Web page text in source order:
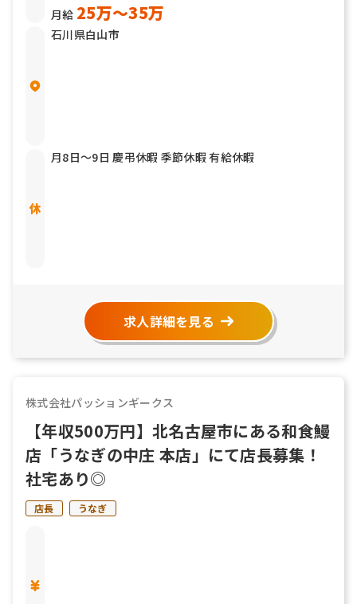
月給 25万〜35万
石川県白山市
月8日〜9日 慶弔休暇 季節休暇 有給休暇
求人詳細を見る
株式会社パッションギークス
【年収500万円】北名古屋市にある和食鰻
店「うなぎの中庄 本店」にて店長募集！
社宅あり◎
店長 うなぎ